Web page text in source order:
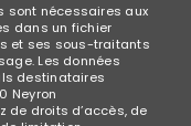
dans un fichier
et ses sous-traitants
Les données
destinataires
Neyron
de droits d’accès, de